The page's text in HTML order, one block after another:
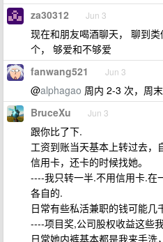
za30312 Jun 3
现在和朋友喝酒聊天， 聊到
个， 够爱和不够爱
fanwang521 Jun 3
@alphagao 周内 2-3 次，周
BruceXu Jun 3
跟你比了下.
工资到账当天基本上转过去
信用卡，还卡的时候找她。
----我只转一半.不用信用卡.在
各自的.
日常有些私活兼职的钱可能几
----项目奖,公司股权收益这些
日常她内裤基本都是我来手洗